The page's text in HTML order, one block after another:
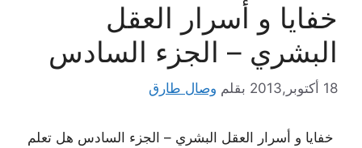
خفايا و أسرار العقل
البشري – الجزء السادس
18 أكتوبر,2013 بقلم وصال طارق
خفايا و أسرار العقل البشري – الجزء السادس هل تعلم